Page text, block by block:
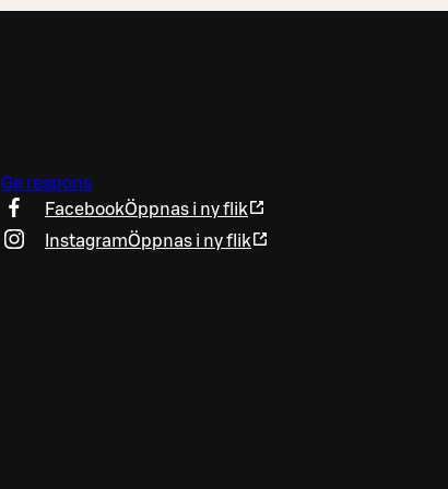
Ge respons
FacebookÖppnas i ny flik
InstagramÖppnas i ny flik